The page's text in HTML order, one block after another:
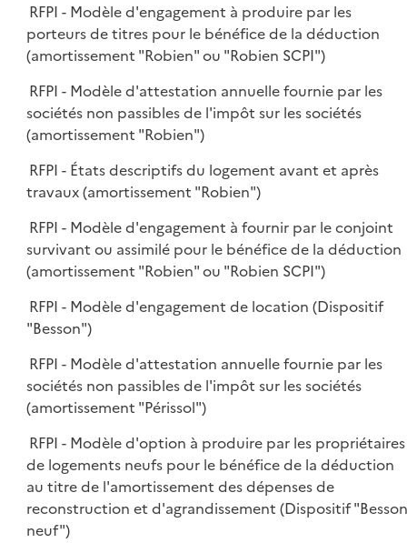
RFPI - Modèle d'engagement à produire par les
porteurs de titres pour le bénéfice de la déduction
(amortissement "Robien" ou "Robien SCPI")
RFPI - Modèle d'attestation annuelle fournie par les
sociétés non passibles de l'impôt sur les sociétés
(amortissement "Robien")
RFPI - États descriptifs du logement avant et après
travaux (amortissement "Robien")
RFPI - Modèle d'engagement à fournir par le conjoint
survivant ou assimilé pour le bénéfice de la déduction
(amortissement "Robien" ou "Robien SCPI")
RFPI - Modèle d'engagement de location (Dispositif
"Besson")
RFPI - Modèle d'attestation annuelle fournie par les
sociétés non passibles de l'impôt sur les sociétés
(amortissement "Périssol")
RFPI - Modèle d'option à produire par les propriétaires
de logements neufs pour le bénéfice de la déduction
au titre de l'amortissement des dépenses de
reconstruction et d'agrandissement (Dispositif "Besson
neuf")